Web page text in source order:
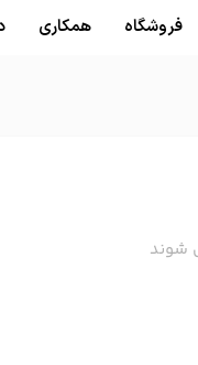
فروشگاه همکاری
شوند